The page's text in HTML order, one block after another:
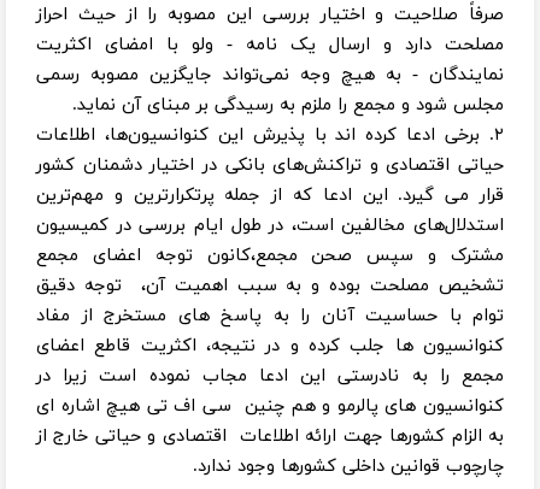
صرفاً صلاحیت و اختیار بررسی این مصوبه را از حیث احراز
مصلحت دارد و ارسال یک نامه - ولو با امضای اکثریت
نمایندگان - به هیچ وجه نمی‌تواند جایگزین مصوبه رسمی
مجلس شود و مجمع را ملزم به رسیدگی بر مبنای آن نماید.
۲. برخی ادعا کرده اند با پذیرش این کنوانسیون‌ها، اطلاعات
حیاتی اقتصادی و تراکنش‌های بانکی در اختیار دشمنان کشور
قرار می گیرد. این ادعا که از جمله پرتکرارترین و مهم‌ترین
استدلال‌های مخالفین است، در طول ایام بررسی در کمیسیون
مشترک و سپس صحن مجمع،کانون توجه اعضای مجمع
تشخیص مصلحت بوده و به سبب اهمیت آن، توجه دقیق
توام با حساسیت آنان را به پاسخ های مستخرج از مفاد
کنوانسیون ها جلب کرده و در نتیجه، اکثریت قاطع اعضای
مجمع را به نادرستی این ادعا مجاب نموده است زیرا در
کنوانسیون های پالرمو و هم چنین سی اف تی هیچ اشاره ای
به الزام کشورها جهت ارائه اطلاعات اقتصادی و حیاتی خارج از
چارچوب قوانین داخلی کشورها وجود ندارد.